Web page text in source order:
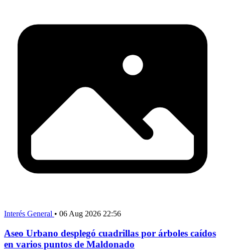
Interés General • 06 Aug 2026 22:56
Aseo Urbano desplegó cuadrillas por árboles caídos
en varios puntos de Maldonado